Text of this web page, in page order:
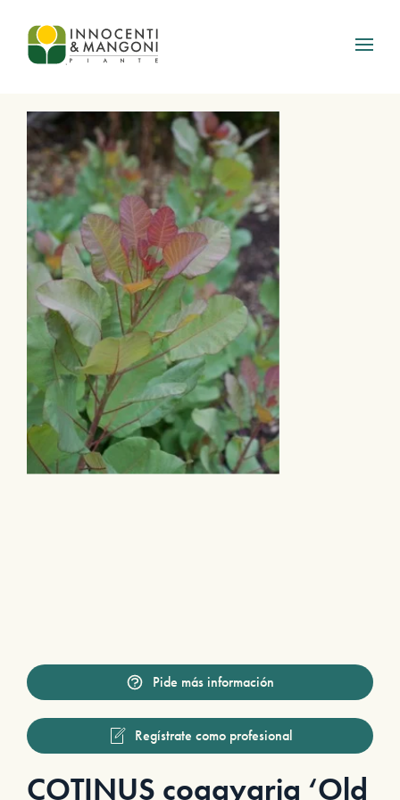
Skip to main content
Pide más información
Regístrate como profesional
COTINUS coggygria ‘Old